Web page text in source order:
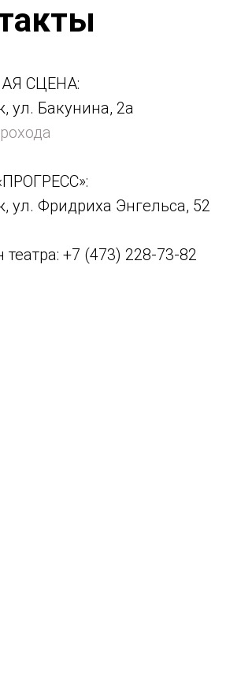
СЦЕНА:
ул. Бакунина, 2а
ул. Фридриха Энгельса, 52
театра: +7 (473) 228-73-82